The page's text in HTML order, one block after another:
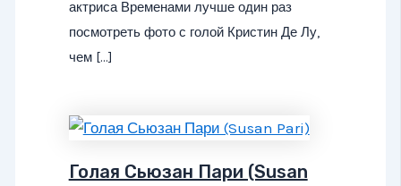
актриса Временами лучше один раз
посмотреть фото с голой Кристин Де Лу,
чем […]
Голая Сьюзан Пари (Susan